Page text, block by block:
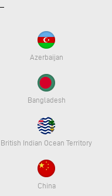
Azerbaijan
Bangladesh
British Indian Ocean Territory
China